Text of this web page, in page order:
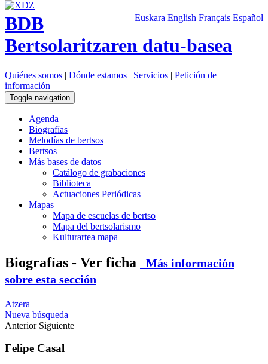
Euskara English Français Español
BDB
Bertsolaritzaren datu-basea
Quiénes somos | Dónde estamos | Servicios | Petición de
información
Toggle navigation
Agenda
Biografías
Melodías de bertsos
Bertsos
Más bases de datos
Catálogo de grabaciones
Biblioteca
Actuaciones Periódicas
Mapas
Mapa de escuelas de bertso
Mapa del bertsolarismo
Kulturartea mapa
Biografías - Ver ficha
Más información
sobre esta sección
Atzera
Nueva búsqueda
Anterior Siguiente
Felipe Casal